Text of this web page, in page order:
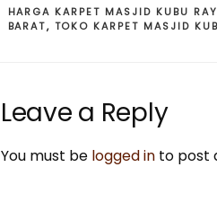
CATEGORIES
HARGA KARPET MASJID KUBU
BARAT, TOKO KARPET MASJID
Leave a Reply
You must be logged in to post